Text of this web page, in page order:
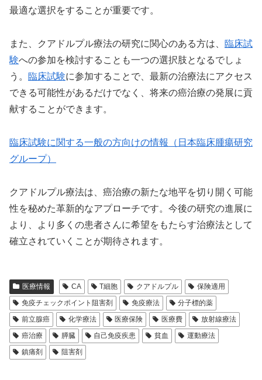
最適な選択をすることが重要です。
また、クアドルプル療法の研究に関心のある方は、 臨床試
験への参加を検討することも一つの選択肢となるでしょ
う。 臨床試験に参加することで、最新の治療法にアクセス
できる可能性があるだけでなく、将来の癌治療の発展に貢
献することができます。
臨床試験に関する一般の方向けの情報（日本臨床腫瘍研究
グループ）
クアドルプル療法は、癌治療の新たな地平を切り開く可能
性を秘めた革新的なアプローチです。今後の研究の進展に
より、より多くの患者さんに希望をもたらす治療法として
確立されていくことが期待されます。
医療情報 CA T細胞 クアドルプル
保険適用
免疫チェックポイント阻害剤
免疫療法
分子標的薬
前立腺癌
化学療法 医療保険 医療費
放射線療法
癌治療
膵臓 自己免疫疾患 貧血
運動療法
鎮痛剤
阻害剤